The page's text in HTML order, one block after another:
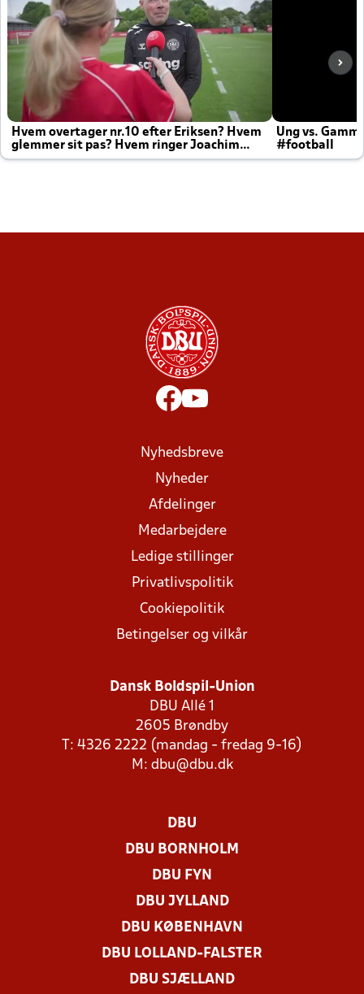
Hvem overtager nr.10 efter Eriksen? Hvem
glemmer sit pas? Hvem ringer Joachim
altid til efter kampe?
Ung vs.
#football
Nyhedsbreve
Nyheder
Afdelinger
Medarbejdere
Ledige stillinger
Privatlivspolitik
Cookiepolitik
Betingelser og vilkår
Dansk Boldspil-Union
DBU Allé 1
2605 Brøndby
T: 4326 2222 (mandag - fredag 9-16)
M: dbu@dbu.dk
DBU
DBU BORNHOLM
DBU FYN
DBU JYLLAND
DBU KØBENHAVN
DBU LOLLAND-FALSTER
DBU SJÆLLAND